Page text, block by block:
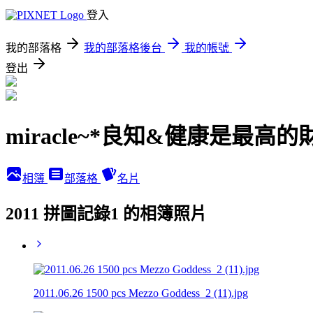
登入
我的部落格 我的部落格後台
我的帳號
登出
miracle~*良知&健康是最高的
相簿 部落格 名片
2011 拼圖記錄1 的相簿照片
2011.06.26 1500 pcs Mezzo Goddess_2 (11).jpg